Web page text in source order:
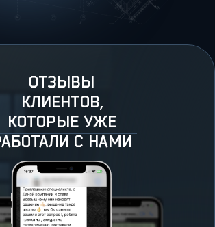
ОТЗЫВЫ
КЛИЕНТОВ,
КОТОРЫЕ УЖЕ
С НАМИ